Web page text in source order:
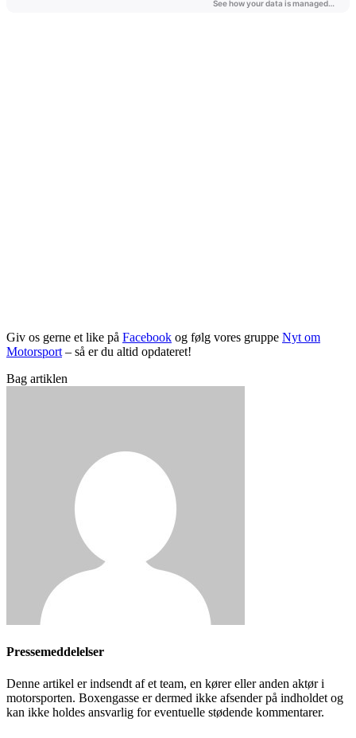
Giv os gerne et like på Facebook og følg vores gruppe Nyt om
Motorsport – så er du altid opdateret!
Bag artiklen
Pressemeddelelser
Denne artikel er indsendt af et team, en kører eller anden aktør i
motorsporten. Boxengasse er dermed ikke afsender på indholdet og
kan ikke holdes ansvarlig for eventuelle stødende kommentarer.